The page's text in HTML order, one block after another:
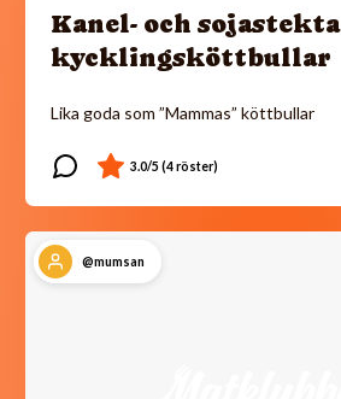
Kanel- och sojastekta
kycklingsköttbullar
Lika goda som ”Mammas” köttbullar
@mumsan